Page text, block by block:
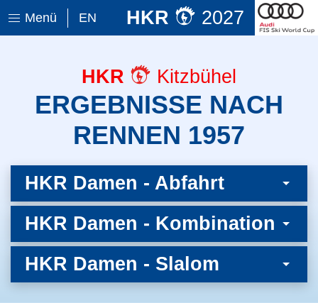
Menü EN HKR 2027
HKR Kitzbühel
ERGEBNISSE NACH
RENNEN 1957
HKR Damen - Abfahrt
HKR Damen - Kombination
HKR Damen - Slalom